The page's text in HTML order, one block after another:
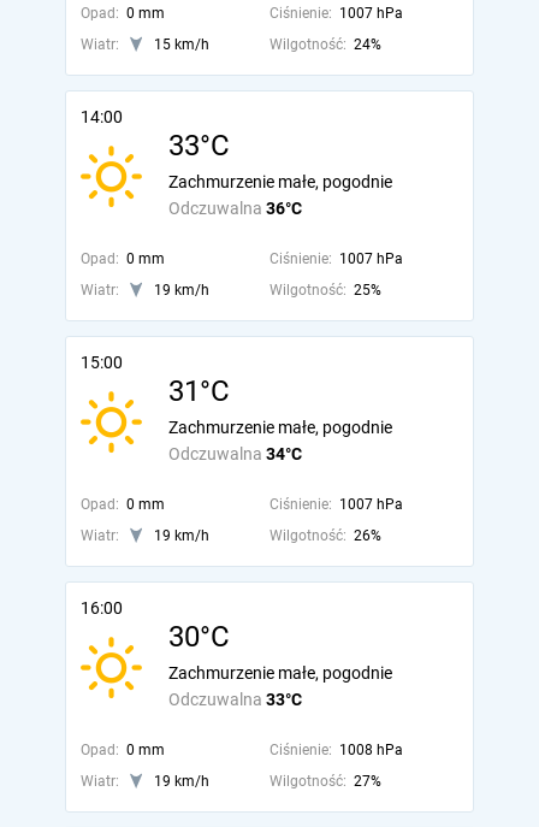
Opad: 0 mm Ciśnienie: 1007 hPa
Wiatr:
15 km/h Wilgotność: 24%
14:00
33°C
Odczuwalna 36°C
Zachmurzenie małe, pogodnie
Opad: 0 mm Ciśnienie: 1007 hPa
Wiatr:
19 km/h Wilgotność: 25%
15:00
31°C
Odczuwalna 34°C
Zachmurzenie małe, pogodnie
Opad: 0 mm Ciśnienie: 1007 hPa
Wiatr:
19 km/h Wilgotność: 26%
16:00
30°C
Odczuwalna 33°C
Zachmurzenie małe, pogodnie
Opad: 0 mm Ciśnienie: 1008 hPa
Wiatr:
19 km/h Wilgotność: 27%